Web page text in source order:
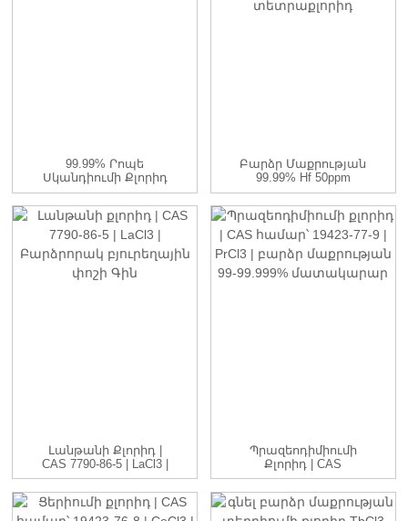
99.99% Րոպե
Սկանդիումի Քլորիդ
| ScCl3 | 99-99.999...
Բարձր Մաքրության
99.99% Hf 50ppm
Միջուկային Կարգի
Մաքրում...
Լանթանի Քլորիդ |
CAS 7790-86-5 | LaCl3 |
H...
Պրազեոդիմիումի
Քլորիդ | CAS
Համար՝ 19423-77-9 |
Պ...